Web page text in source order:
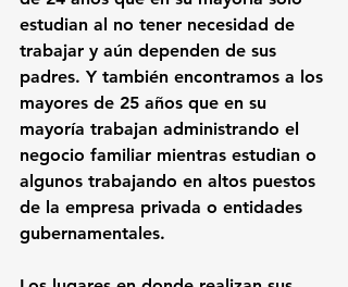
estudian al no tener necesidad de
trabajar y aún dependen de sus
padres. Y también encontramos a los
mayores de 25 años que en su
mayoría trabajan administrando el
negocio familiar mientras estudian o
algunos trabajando en altos puestos
de la empresa privada o entidades
gubernamentales.